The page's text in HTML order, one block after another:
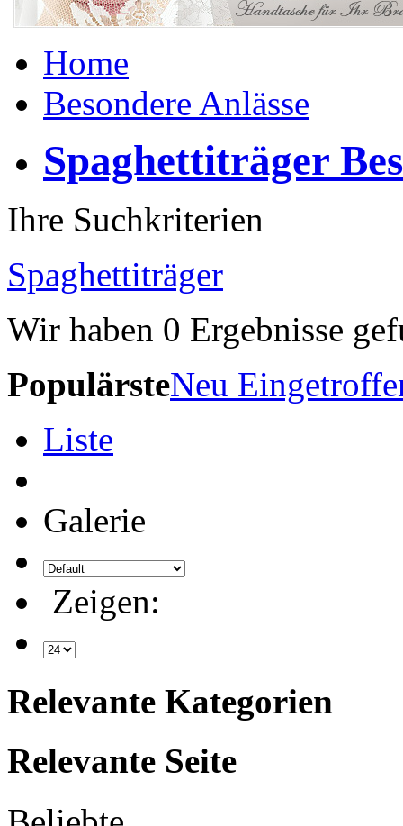
Home
Besondere Anlässe
Spaghettiträger
Ihre Suchkriterien
Spaghettiträger
Wir haben 0 Ergebnisse
PopulärsteNeu
Liste
Galerie
Zeigen:
Relevante Kategorien
Relevante Seite